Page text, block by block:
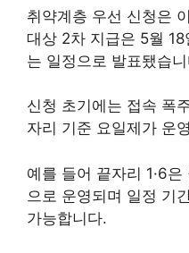
취약계층 우선 신청은
대상 2차 지급은 5월
는 일정으로 발표됐습
신청 초기에는 접속 폭
자리 기준 요일제가 운
예를 들어 끝자리 1·6
으로 운영되며 일정 기
가능합니다.